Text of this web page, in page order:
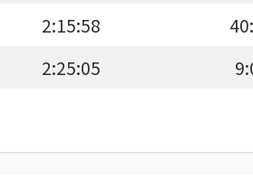
2:15:58
2:25:05